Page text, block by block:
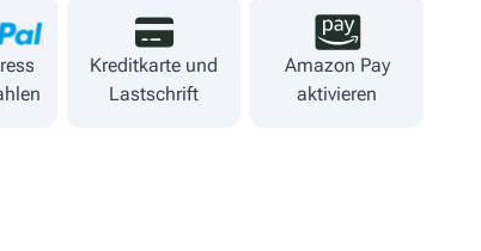
Kreditkarte und
Lastschrift
Amazon Pay
aktivieren